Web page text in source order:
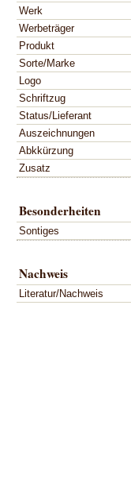
Werk
Werbeträger
Produkt
Sorte/Marke
Logo
Schriftzug
Status/Lieferant
Auszeichnungen
Abkkürzung
Zusatz
Besonderheiten
Sontiges
Nachweis
Literatur/Nachweis